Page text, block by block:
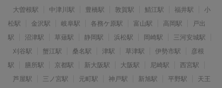
大曽根駅
中津川駅 豊橋駅 敦賀駅 鯖江駅 福井駅
小
松駅
金沢駅 岐阜駅 各務ケ原駅 富山駅 高岡駅
戸出
駅
沼津駅 草薙駅 静岡駅 浜松駅 岡崎駅
三河安城駅
刈谷駅
蟹江駅 桑名駅 津駅 草津駅 伊勢市駅
彦根
駅
膳所駅 京都駅 新大阪駅 大阪駅 尼崎駅
西宮駅
芦屋駅
三ノ宮駅 元町駅 神戸駅 新旭駅 平野駅
天王